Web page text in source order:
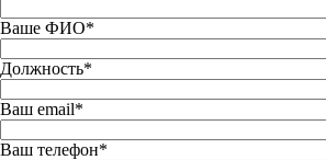
Ваше ФИО*
Должность*
Ваш email*
Ваш телефон*